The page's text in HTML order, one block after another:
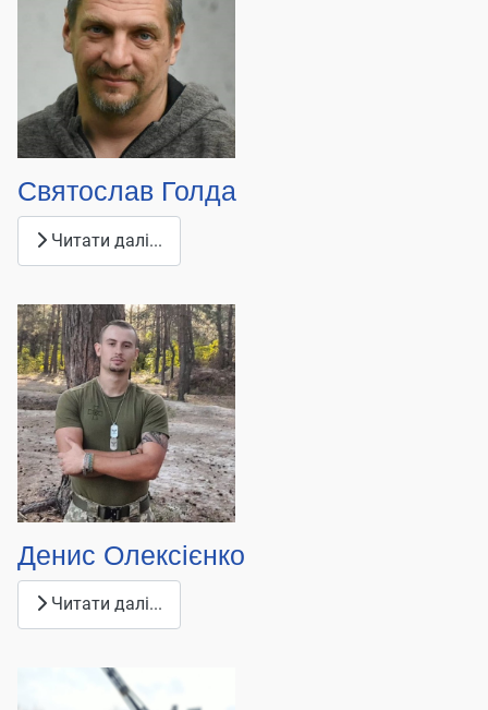
Святослав Голда
Читати далі...
Денис Олексієнко
Читати далі...